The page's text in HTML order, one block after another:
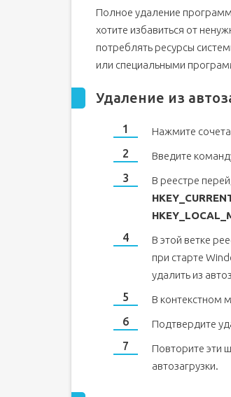
Полное удаление
хотите избавиться от
потреблять ресурсы
или специальными
Удаление из
Нажмите
Введите
В реестре
В этой ветке
при старте
удалить из
В контекстном
Подтвердите
Повторите эти
автозагрузки.